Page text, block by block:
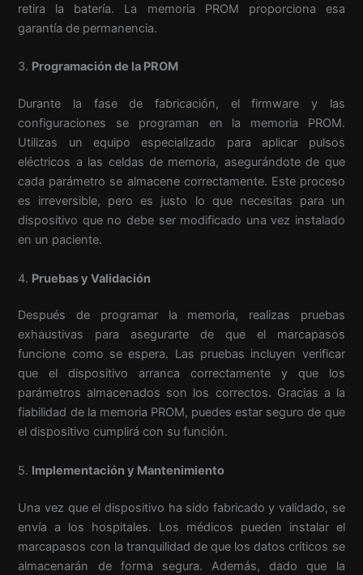
retira la batería. La memoria PROM proporciona esa
garantía de permanencia.
3. Programación de la PROM
Durante la fase de fabricación, el firmware y las
configuraciones se programan en la memoria PROM.
Utilizas un equipo especializado para aplicar pulsos
eléctricos a las celdas de memoria, asegurándote de que
cada parámetro se almacene correctamente. Este proceso
es irreversible, pero es justo lo que necesitas para un
dispositivo que no debe ser modificado una vez instalado
en un paciente.
4. Pruebas y Validación
Después de programar la memoria, realizas pruebas
exhaustivas para asegurarte de que el marcapasos
funcione como se espera. Las pruebas incluyen verificar
que el dispositivo arranca correctamente y que los
parámetros almacenados son los correctos. Gracias a la
fiabilidad de la memoria PROM, puedes estar seguro de que
el dispositivo cumplirá con su función.
5. Implementación y Mantenimiento
Una vez que el dispositivo ha sido fabricado y validado, se
envía a los hospitales. Los médicos pueden instalar el
marcapasos con la tranquilidad de que los datos críticos se
almacenarán de forma segura. Además, dado que la